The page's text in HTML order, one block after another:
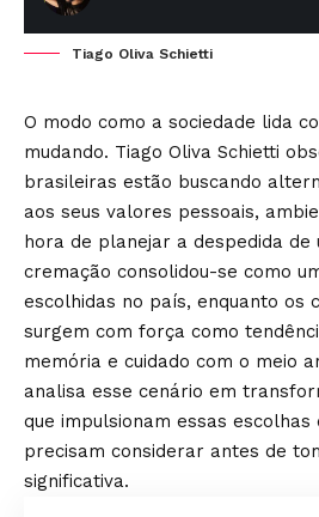
Tiago Oliva Schietti
O modo como a sociedade lida
mudando. Tiago Oliva Schietti
brasileiras estão buscando
aos seus valores pessoais,
hora de planejar a despedida de
cremação consolidou-se como
escolhidas no país, enquanto os
surgem com força como
memória e cuidado com o meio
analisa esse cenário em
que impulsionam essas
precisam considerar antes de
significativa.